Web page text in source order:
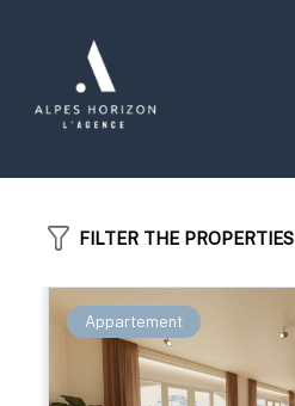
FILTER THE PROPERTIES
Appartement